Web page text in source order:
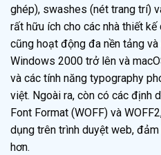
ghép), swashes (nét trang trí)
rất hữu ích cho các nhà thiết kế
cũng hoạt động đa nền tảng
Windows 2000 trở lên và
và các tính năng typography
việt. Ngoài ra, còn có các định
Font Format (WOFF) và
dụng trên trình duyệt web,
hơn.